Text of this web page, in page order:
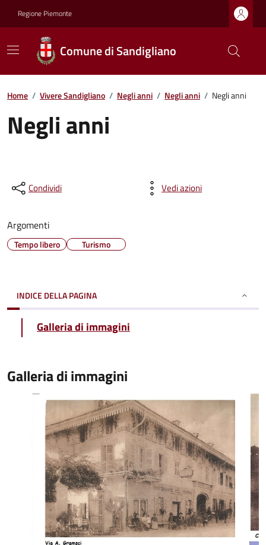
Regione Piemonte
Comune di Sandigliano
Home / Vivere Sandigliano / Negli anni / Negli anni / Negli anni
Negli anni
Condividi Vedi azioni
Argomenti
Tempo libero Turismo
INDICE DELLA PAGINA
Galleria di immagini
Galleria di immagini